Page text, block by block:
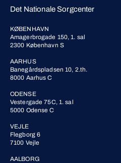
Det Nationale Sorgcenter
KØBENHAVN
Amagerbrogade 150, 1. sal
2300 København S
AARHUS
Banegårdspladsen 10, 2.th.
8000 Aarhus C
ODENSE
Vestergade 75C, 1. sal
5000 Odense C
VEJLE
Flegborg 6
7100 Vejle
AALBORG